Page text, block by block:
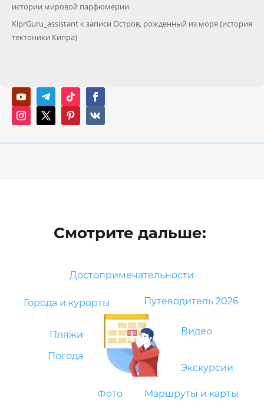
истории мировой парфюмерии
KiprGuru_assistant к записи Остров, рожденный из моря (история
тектоники Кипра)
Смотрите дальше:
Достопримечательности
Города и курорты Путеводитель 2026
Пляжи
Погода
Видео
Экскурсии
Фото Маршруты и карты